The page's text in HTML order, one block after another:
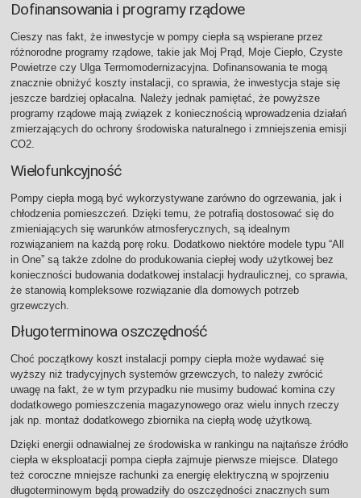
Dofinansowania i programy rządowe
Cieszy nas fakt, że inwestycje w pompy ciepła są wspierane przez
różnorodne programy rządowe, takie jak Moj Prąd, Moje Ciepło, Czyste
Powietrze czy Ulga Termomodernizacyjna. Dofinansowania te mogą
znacznie obniżyć koszty instalacji, co sprawia, że inwestycja staje się
jeszcze bardziej opłacalna. Należy jednak pamiętać, że powyższe
programy rządowe mają związek z koniecznością wprowadzenia działań
zmierzających do ochrony środowiska naturalnego i zmniejszenia emisji
CO2.
Wielofunkcyjność
Pompy ciepła mogą być wykorzystywane zarówno do ogrzewania, jak i
chłodzenia pomieszczeń. Dzięki temu, że potrafią dostosować się do
zmieniających się warunków atmosferycznych, są idealnym
rozwiązaniem na każdą porę roku. Dodatkowo niektóre modele typu “All
in One” są także zdolne do produkowania ciepłej wody użytkowej bez
konieczności budowania dodatkowej instalacji hydraulicznej, co sprawia,
że stanowią kompleksowe rozwiązanie dla domowych potrzeb
grzewczych.
Długoterminowa oszczędność
Choć początkowy koszt instalacji pompy ciepła może wydawać się
wyższy niż tradycyjnych systemów grzewczych, to należy zwrócić
uwagę na fakt, że w tym przypadku nie musimy budować komina czy
dodatkowego pomieszczenia magazynowego oraz wielu innych rzeczy
jak np. montaż dodatkowego zbiornika na ciepłą wodę użytkową.
Dzięki energii odnawialnej ze środowiska w rankingu na najtańsze źródło
ciepła w eksploatacji pompa ciepła zajmuje pierwsze miejsce. Dlatego
też coroczne mniejsze rachunki za energię elektryczną w spojrzeniu
długoterminowym będą prowadziły do oszczędności znacznych sum